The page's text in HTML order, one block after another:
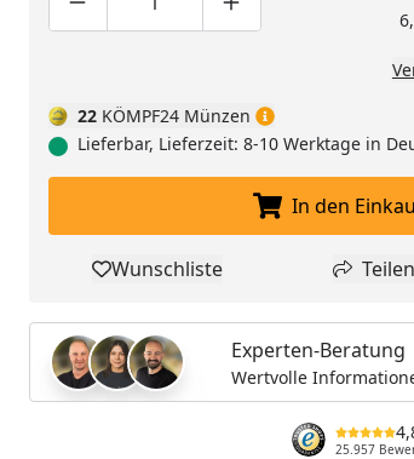
Wunschliste hinzufügen
Produktmenge um eins verringern
Produktmenge manuell
Produktmenge um
22 KÖMPF24 Münzen
Lieferbar, Lieferzeit: 8-10 Werktage in
In
In den
Produkt zur Wunschliste
Wunschliste Teilen
Teilen
Experten-Beratung
Wertvolle
25.957